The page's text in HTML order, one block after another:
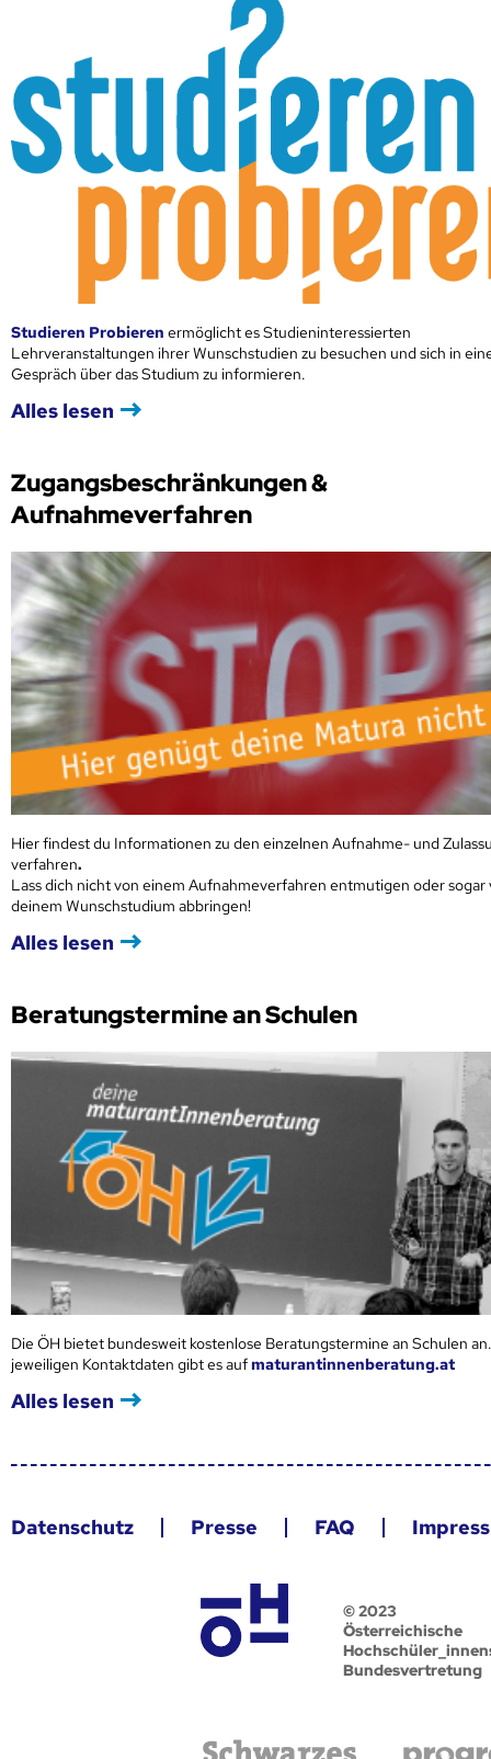
Studieren Probieren ermöglicht es Studieninteressierten
Lehrveranstaltungen ihrer Wunschstudien zu besuchen und sich in
Gespräch über das Studium zu informieren.
Alles lesen
Zugangsbeschränkungen &
Aufnahmeverfahren
Hier findest du Informationen zu den einzelnen Aufnahme- und
verfahren.
Lass dich nicht von einem Aufnahmeverfahren entmutigen oder sogar
deinem Wunschstudium abbringen!
Alles lesen
Beratungstermine an Schulen
Die ÖH bietet bundesweit kostenlose Beratungstermine an Schulen
jeweiligen Kontaktdaten gibt es aufmaturantinnenberatung.at
Alles lesen
Datenschutz Presse FAQ
© 2023
Österreichische
Bundesvertretung